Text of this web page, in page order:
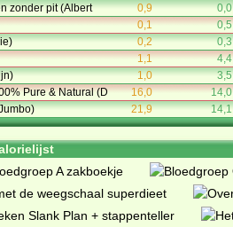
zonder pit (Albert
0,9 0,0
0,1 0,5
0,2 0,3
1,1 4,4
1,0 3,5
Pure & Natural (D
16,0 14,0
21,9 14,1